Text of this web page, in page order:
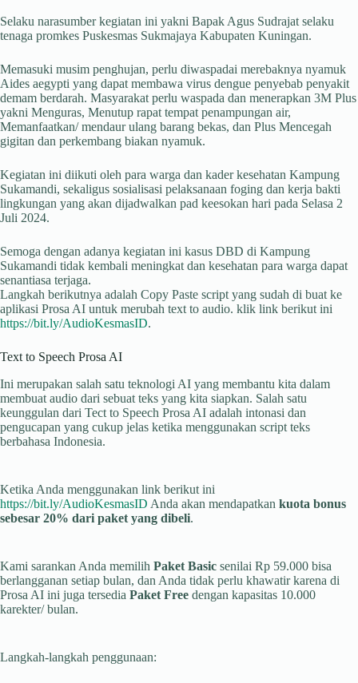
Selaku narasumber kegiatan ini yakni Bapak Agus Sudrajat selaku
tenaga promkes Puskesmas Sukmajaya Kabupaten Kuningan.
Memasuki musim penghujan, perlu diwaspadai merebaknya nyamuk
Aides aegypti yang dapat membawa virus dengue penyebab penyakit
demam berdarah. Masyarakat perlu waspada dan menerapkan 3M Plus
yakni Menguras, Menutup rapat tempat penampungan air,
Memanfaatkan/ mendaur ulang barang bekas, dan Plus Mencegah
gigitan dan perkembang biakan nyamuk.
Kegiatan ini diikuti oleh para warga dan kader kesehatan Kampung
Sukamandi, sekaligus sosialisasi pelaksanaan foging dan kerja bakti
lingkungan yang akan dijadwalkan pad keesokan hari pada Selasa 2
Juli 2024.
Semoga dengan adanya kegiatan ini kasus DBD di Kampung
Sukamandi tidak kembali meningkat dan kesehatan para warga dapat
senantiasa terjaga.
Langkah berikutnya adalah Copy Paste script yang sudah di buat ke
aplikasi Prosa AI untuk merubah text to audio. klik link berikut ini
https://bit.ly/AudioKesmasID.
Text to Speech Prosa AI
Ini merupakan salah satu teknologi AI yang membantu kita dalam
membuat audio dari sebuat teks yang kita siapkan. Salah satu
keunggulan dari Tect to Speech Prosa AI adalah intonasi dan
pengucapan yang cukup jelas ketika menggunakan script teks
berbahasa Indonesia.
Ketika Anda menggunakan link berikut ini
https://bit.ly/AudioKesmasID Anda akan mendapatkan kuota bonus
sebesar 20% dari paket yang dibeli.
Kami sarankan Anda memilih Paket Basic senilai Rp 59.000 bisa
berlangganan setiap bulan, dan Anda tidak perlu khawatir karena di
Prosa AI ini juga tersedia Paket Free dengan kapasitas 10.000
karekter/ bulan.
Langkah-langkah penggunaan: